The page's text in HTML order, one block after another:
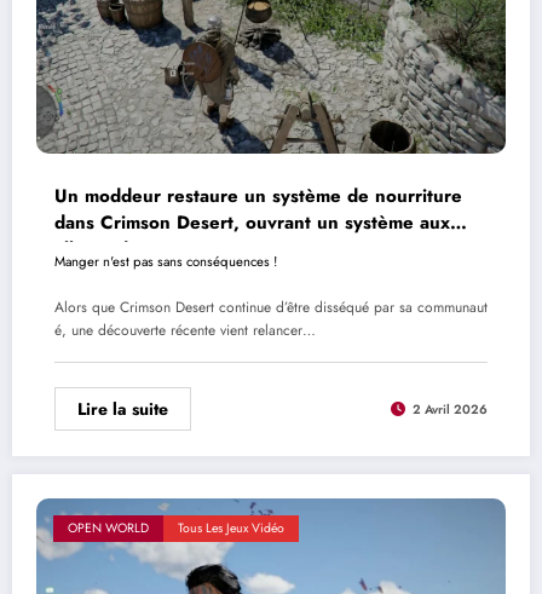
Un moddeur restaure un système de nourriture
dans Crimson Desert, ouvrant un système aux
allures de RPG
Manger n'est pas sans conséquences !
Alors que Crimson Desert continue d’être disséqué par sa communaut
é, une découverte récente vient relancer…
Lire la suite 2 Avril 2026
OPEN WORLD Tous Les Jeux Vidéo